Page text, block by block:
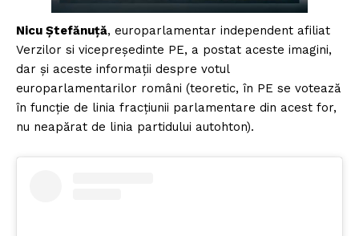
Nicu Ștefănuță, europarlamentar independent afiliat
Verzilor si vicepreședinte PE, a postat aceste imagini,
dar și aceste informații despre votul
europarlamentarilor români (teoretic, în PE se votează
în funcție de linia fracțiunii parlamentare din acest for,
nu neapărat de linia partidului autohton).